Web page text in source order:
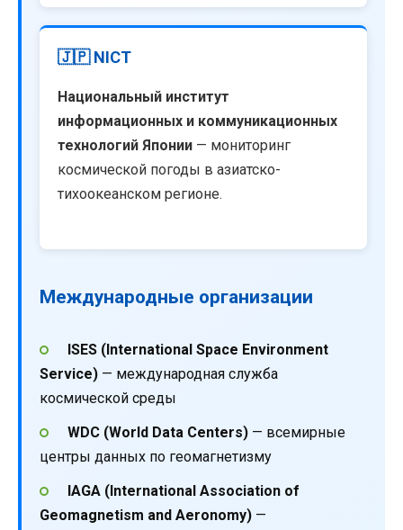
🇯🇵 NICT
Национальный институт
информационных и коммуникационных
технологий Японии — мониторинг
космической погоды в азиатско-
тихоокеанском регионе.
Международные организации
ISES (International Space Environment
Service) — международная служба
космической среды
WDC (World Data Centers)— всемирные
центры данных по геомагнетизму
IAGA (International Association of
Geomagnetism and Aeronomy) —